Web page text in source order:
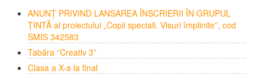
ANUNȚ PRIVIND LANSAREA ÎNSCRIERII ÎN GRUPUL
ȚINTĂ al proiectului „Copii speciali. Visuri împlinite”, cod
SMIS 342583
Tabăra ”Creativ 3”
Clasa a X-a la final